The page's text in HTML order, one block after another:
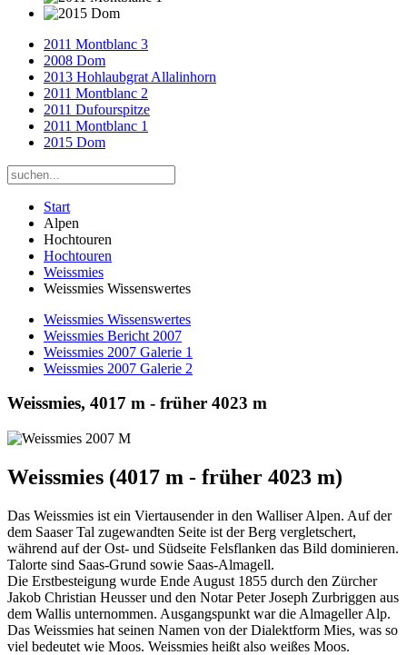
2011 Montblanc 3
2008 Dom
2013 Hohlaubgrat Allalinhorn
2011 Montblanc 2
2011 Dufourspitze
2011 Montblanc 1
2015 Dom
Start
Alpen
Hochtouren
Hochtouren
Weissmies
Weissmies Wissenswertes
Weissmies Wissenswertes
Weissmies Bericht 2007
Weissmies 2007 Galerie 1
Weissmies 2007 Galerie 2
Weissmies, 4017 m - früher 4023 m
Weissmies (4017 m - früher 4023 m)
Das Weissmies ist ein Viertausender in den Walliser Alpen. Auf der
dem Saaser Tal zugewandten Seite ist der Berg vergletschert,
während auf der Ost- und Südseite Felsflanken das Bild dominieren.
Talorte sind Saas-Grund sowie Saas-Almagell.
Die Erstbesteigung wurde Ende August 1855 durch den Zürcher
Jakob Christian Heusser und den Notar Peter Joseph Zurbriggen aus
dem Wallis unternommen. Ausgangspunkt war die Almageller Alp.
Das Weissmies hat seinen Namen von der Dialektform Mies, was so
viel bedeutet wie Moos. Weissmies heißt also weißes Moos.